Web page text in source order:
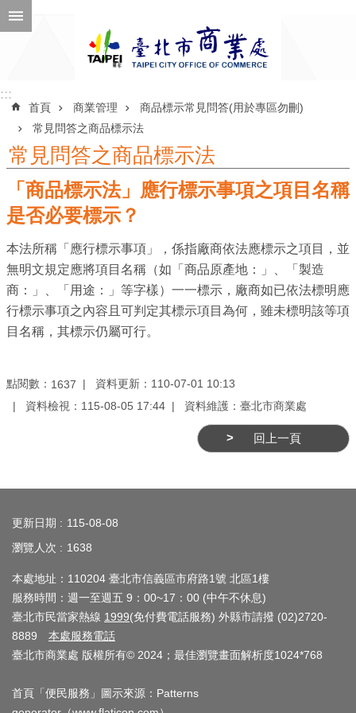
跳到主要內容區塊
公
告
訊
機
關
介
紹
務
資
務
公
司
及
商
業
登
服
::::::
首頁 商業管理
商品標示常見問答(用於專區勿刪)
常見問答之商品標示法
常見問答之商品標示法
「商品標示法」應行標示事項之項目名稱
是否必要標示？
本法所稱「應行標示事項」，係指廠商依法應標示之項目，並
無明文規定應將項目名稱（如「商品原產地：」、「製造
商：」、「用途：」等字樣）一一標示，廠商如已依法標明應
行標示事項之內容且可判定其標示項目為何，雖未標明該等項
目名稱，其標示仍屬可行。
點閱數： 1637
資料更新：110-07-01 10:13
資料檢視：115-08-05 17:44
資料維護：臺北市商業處
回上一頁
更新日期
115-08-08
瀏覽人次
1638
本處地址：110204 臺北市信義區市府路1號 北區1樓
服務時間：週一至週五 9：00~17：00 (中午不休息)
臺北市民當家熱線 1999(免付費電話服務) 外縣市請撥 (02)2720-
8889 本處服務電話
臺北市商業處 版權所有© 2024；最佳瀏覽畫面解析度1024*768
首頁「便民服務」圖示來源：Patterns